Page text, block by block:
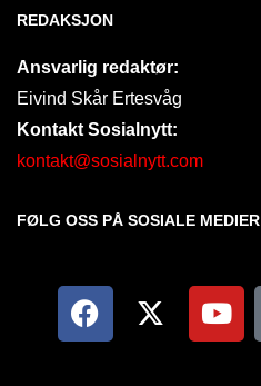
REDAKSJON
Ansvarlig redaktør:
Eivind Skår Ertesvåg
Kontakt Sosialnytt:
kontakt@sosialnytt.com
FØLG OSS PÅ SOSIALE MEDIER​